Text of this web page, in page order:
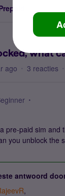
what
ago 3 reacties
pre-paid sim and
you unblock the
antwoord
,